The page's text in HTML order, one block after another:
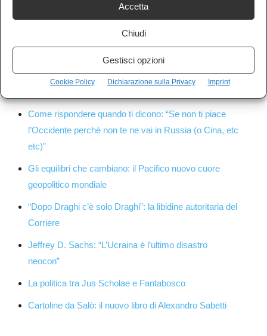
Accetta
Chiudi
Gestisci opzioni
Cookie Policy Dichiarazione sulla Privacy Imprint
Le destre in guerra: libero commercio e moralismo
De Magistris a tutto campo: contro Draghi, PD e
Come rispondere quando ti dicono: “Se non ti piace
l’Occidente perchè non te ne vai in Russia (o Cina, etc
etc)”
Gli equilibri che cambiano: il Pacifico nuovo cuore
geopolitico mondiale
“Dopo Draghi c’è solo Draghi”: la libidine autoritaria del
Corriere
Jeffrey D. Sachs: “L’Ucraina è l’ultimo disastro
neocon”
La politica tra Jus Scholae e Fantabosco
Cartoline da Salò: il nuovo libro di Alexandro Sabetti